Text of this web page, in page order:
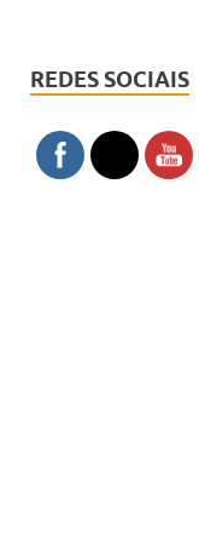
REDES SOCIAIS